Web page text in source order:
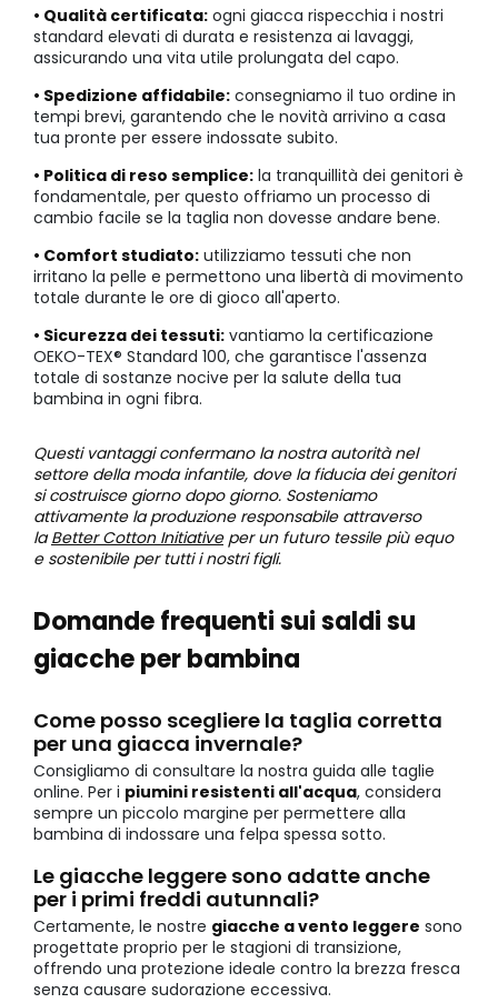
• Qualità certificata: ogni giacca rispecchia i nostri
standard elevati di durata e resistenza ai lavaggi,
assicurando una vita utile prolungata del capo.
• Spedizione affidabile: consegniamo il tuo ordine in
tempi brevi, garantendo che le novità arrivino a casa
tua pronte per essere indossate subito.
• Politica di reso semplice: la tranquillità dei genitori è
fondamentale, per questo offriamo un processo di
cambio facile se la taglia non dovesse andare bene.
• Comfort studiato: utilizziamo tessuti che non
irritano la pelle e permettono una libertà di movimento
totale durante le ore di gioco all'aperto.
• Sicurezza dei tessuti: vantiamo la certificazione
OEKO-TEX® Standard 100, che garantisce l'assenza
totale di sostanze nocive per la salute della tua
bambina in ogni fibra.
Questi vantaggi confermano la nostra autorità nel
settore della moda infantile, dove la fiducia dei genitori
si costruisce giorno dopo giorno. Sosteniamo
attivamente la produzione responsabile attraverso
laBetter Cotton Initiativeper un futuro tessile più equo
e sostenibile per tutti i nostri figli.
Domande frequenti sui saldi su
giacche per bambina
Come posso scegliere la taglia corretta
per una giacca invernale?
Consigliamo di consultare la nostra guida alle taglie
online. Per i piumini resistenti all'acqua, considera
sempre un piccolo margine per permettere alla
bambina di indossare una felpa spessa sotto.
Le giacche leggere sono adatte anche
per i primi freddi autunnali?
Certamente, le nostre giacche a vento leggere sono
progettate proprio per le stagioni di transizione,
offrendo una protezione ideale contro la brezza fresca
senza causare sudorazione eccessiva.